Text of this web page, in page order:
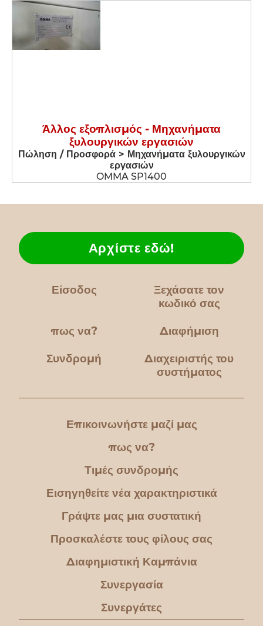
Άλλος εξοπλισμός - Μηχανήματα
ξυλουργικών εργασιών
Πώληση / Προσφορά > Μηχανήματα ξυλουργικών
εργασιών
OMMA SP1400
Είσοδος
Ξεχάσατε τον
κωδικό σας
πως να?
Αρχίστε εδώ!
Διαφήμιση
Συνδρομή
Διαχειριστής του
συστήματος
Επικοινωνήστε μαζί μας
πως να?
Τιμές συνδρομής
Εισηγηθείτε νέα χαρακτηριστικά
Γράψτε μας μια συστατική
Προσκαλέστε τους φίλους σας
Διαφημιστική Καμπάνια
Συνεργασία
Συνεργάτες